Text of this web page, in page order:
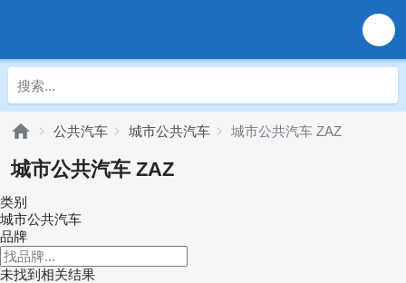
公共汽车 城市公共汽车 城市公共汽车 ZAZ
城市公共汽车 ZAZ
类别
城市公共汽车
品牌
未找到相关结果